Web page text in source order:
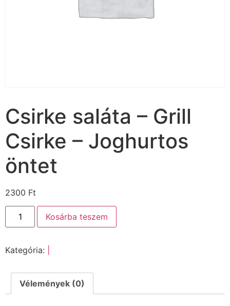
Csirke saláta – Grill
Csirke – Joghurtos
öntet
2300 Ft
Kosárba teszem
Kategória:
Vélemények (0)